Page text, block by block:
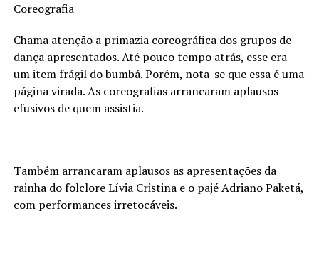
Coreografia
Chama atenção a primazia coreográfica dos grupos de
dança apresentados. Até pouco tempo atrás, esse era
um item frágil do bumbá. Porém, nota-se que essa é uma
página virada. As coreografias arrancaram aplausos
efusivos de quem assistia.
Também arrancaram aplausos as apresentações da
rainha do folclore Lívia Cristina e o pajé Adriano Paketá,
com performances irretocáveis.